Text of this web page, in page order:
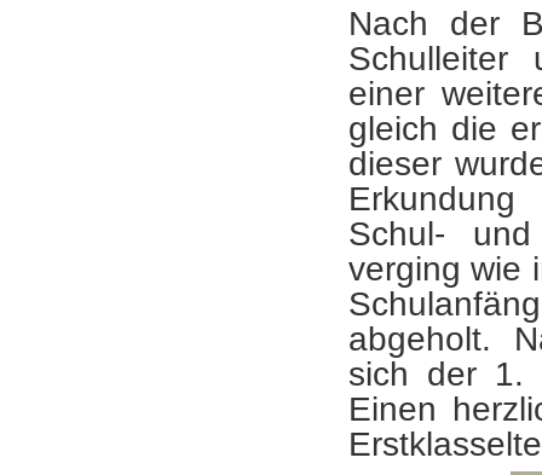
Nach der
Schulleiter
einer
gleich die
dieser
Schul-
verging wie
abgeholt.
sich der 1.
Einen